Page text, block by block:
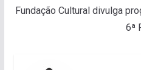
Fundação Cultural divulga
6ª